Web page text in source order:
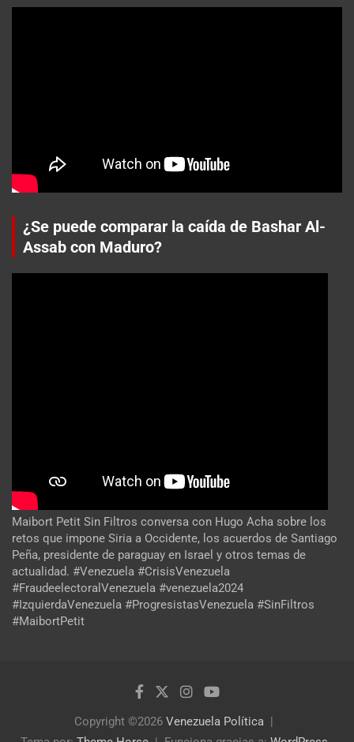
¿Se puede comparar la caída de Bashar Al-
Assab con Maduro?
Maibort Petit Sin Filtros conversa con Hugo Acha sobre los
retos que impone Siria a Occidente, los acuerdos de Santiago
Peña, presidente de paraguay en Israel y otros temas de
actualidad. #Venezuela #CrisisVenezuela
#FraudeelectoralVenezuela #venezuela2024
#IzquierdaVenezuela #ProgresistasVenezuela #SinFiltros
#MaibortPetit
Copyright ©2026 Venezuela Política